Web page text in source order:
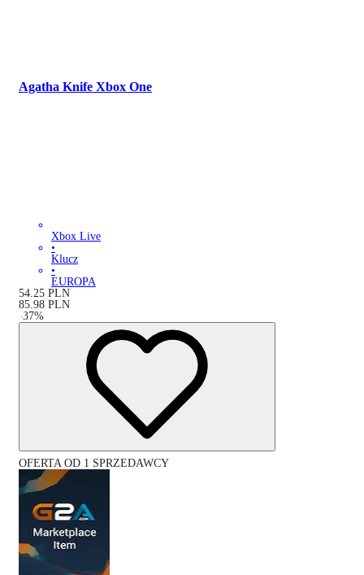
Agatha Knife Xbox One
Xbox Live
•
Klucz
•
EUROPA
54.25 PLN
85.98 PLN
-37%
OFERTA OD 1 SPRZEDAWCY